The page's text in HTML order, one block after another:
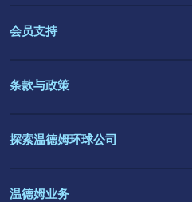
会员支持
条款与政策
探索温德姆环球公司
温德姆业务